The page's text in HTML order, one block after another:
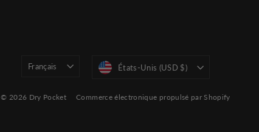
Langue
Français DeviseÉtats-Unis (USD $)
© 2026 Dry Pocket Commerce électronique propulsé par Shopify